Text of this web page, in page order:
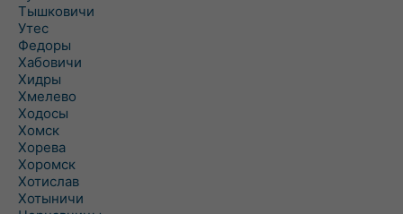
Тышковичи
Утес
Федоры
Хабовичи
Хидры
Хмелево
Ходосы
Хомск
Хорева
Хоромск
Хотислав
Хотыничи